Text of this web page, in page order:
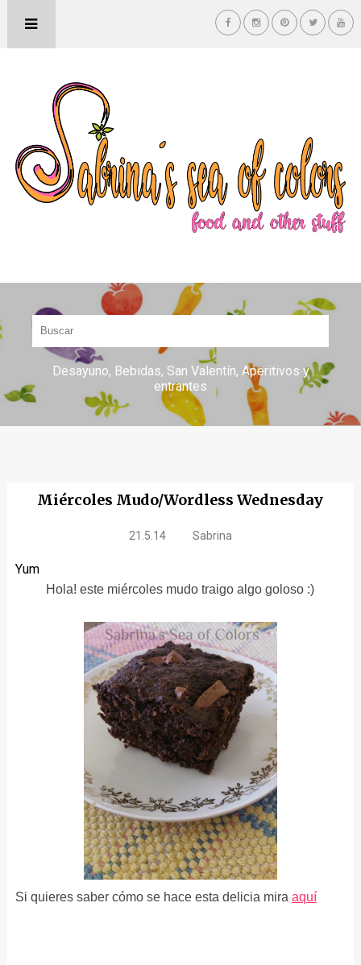
Desayuno Bebidas San Valentín Aperitivos y
entrantes
Miércoles Mudo/Wordless Wednesday
21.5.14 Sabrina
Yum
Hola! este miércoles mudo traigo algo goloso :)
Si quieres saber cómo se hace esta delicia mira aquí